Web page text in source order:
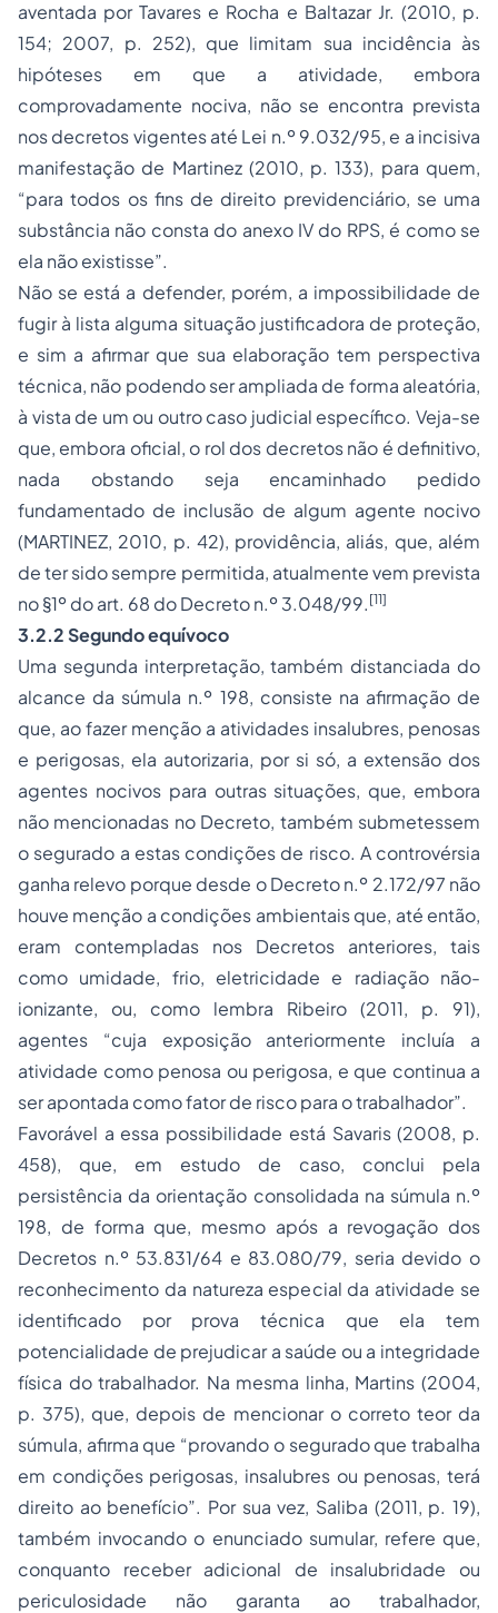
aventada por Tavares e Rocha e Baltazar Jr. (2010, p.
154; 2007, p. 252), que limitam sua incidência às
hipóteses em que a atividade, embora
comprovadamente nociva, não se encontra prevista
nos decretos vigentes até Lei n.º 9.032/95, e a incisiva
manifestação de Martinez (2010, p. 133), para quem,
“para todos os fins de direito previdenciário, se uma
substância não consta do anexo IV do RPS, é como se
ela não existisse”.
Não se está a defender, porém, a impossibilidade de
fugir à lista alguma situação justificadora de proteção,
e sim a afirmar que sua elaboração tem perspectiva
técnica, não podendo ser ampliada de forma aleatória,
à vista de um ou outro caso judicial específico. Veja-se
que, embora oficial, o rol dos decretos não é definitivo,
nada obstando seja encaminhado pedido
fundamentado de inclusão de algum agente nocivo
(MARTINEZ, 2010, p. 42), providência, aliás, que, além
de ter sido sempre permitida, atualmente vem prevista
no §1º do art. 68 do Decreto n.º 3.048/99. [11]
3.2.2 Segundo equívoco
Uma segunda interpretação, também distanciada do
alcance da súmula n.º 198, consiste na afirmação de
que, ao fazer menção a atividades insalubres, penosas
e perigosas, ela autorizaria, por si só, a extensão dos
agentes nocivos para outras situações, que, embora
não mencionadas no Decreto, também submetessem
o segurado a estas condições de risco. A controvérsia
ganha relevo porque desde o Decreto n.º 2.172/97 não
houve menção a condições ambientais que, até então,
eram contempladas nos Decretos anteriores, tais
como umidade, frio, eletricidade e radiação não-
ionizante, ou, como lembra Ribeiro (2011, p. 91),
agentes “cuja exposição anteriormente incluía a
atividade como penosa ou perigosa, e que continua a
ser apontada como fator de risco para o trabalhador”.
Favorável a essa possibilidade está Savaris (2008, p.
458), que, em estudo de caso, conclui pela
persistência da orientação consolidada na súmula n.º
198, de forma que, mesmo após a revogação dos
Decretos n.º 53.831/64 e 83.080/79, seria devido o
reconhecimento da natureza especial da atividade se
identificado por prova técnica que ela tem
potencialidade de prejudicar a saúde ou a integridade
física do trabalhador. Na mesma linha, Martins (2004,
p. 375), que, depois de mencionar o correto teor da
súmula, afirma que “provando o segurado que trabalha
em condições perigosas, insalubres ou penosas, terá
direito ao benefício”. Por sua vez, Saliba (2011, p. 19),
também invocando o enunciado sumular, refere que,
conquanto receber adicional de insalubridade ou
periculosidade não garanta ao trabalhador,